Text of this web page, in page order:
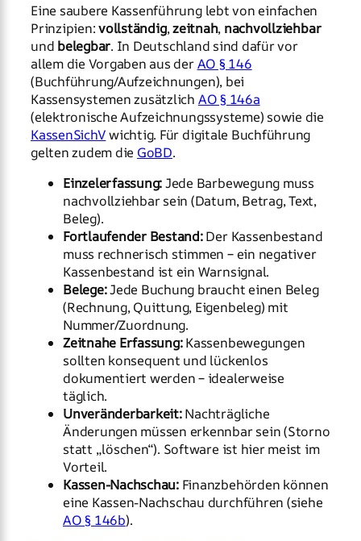
Eine saubere Kassenführung lebt von einfachen
Prinzipien:vollständig,zeitnah, nachvollziehbar
und belegbar. In Deutschland sind dafür vor
allem die Vorgaben aus derAO § 146
(Buchführung/Aufzeichnungen), bei
Kassensystemen zusätzlich AO § 146a
(elektronische Aufzeichnungssysteme) sowie die
KassenSichVwichtig. Für digitale Buchführung
gelten zudem die GoBD.
Einzelerfassung:Jede Barbewegung muss
nachvollziehbar sein (Datum, Betrag, Text,
Beleg).
Fortlaufender Bestand:Der Kassenbestand
muss rechnerisch stimmen – ein negativer
Kassenbestand ist ein Warnsignal.
Belege:Jede Buchung braucht einen Beleg
(Rechnung, Quittung, Eigenbeleg) mit
Nummer/Zuordnung.
Zeitnahe Erfassung:Kassenbewegungen
sollten konsequent und lückenlos
dokumentiert werden – idealerweise
täglich.
Unveränderbarkeit:Nachträgliche
Änderungen müssen erkennbar sein (Storno
statt „löschen“). Software ist hier meist im
Vorteil.
Kassen-Nachschau:Finanzbehörden können
eine Kassen-Nachschau durchführen (siehe
AO § 146b).